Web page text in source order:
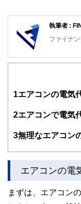
執筆者 :
ファイナ
知識がな
得者を中
験者で構
ドバイザ
士、行政書
かしく感
をわかり
1 エアコンの電気
2エアコンで電気
3無理なエアコン
エアコンの電
まずは、エアコン